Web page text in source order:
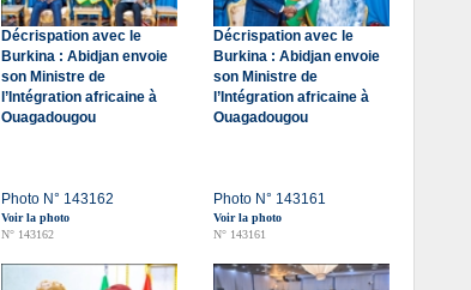
Décrispation avec le
Burkina : Abidjan envoie
son Ministre de
l’Intégration africaine à
Ouagadougou
Photo N° 143162
Voir la photo
N° 143162
Décrispation avec le
Burkina : Abidjan envoie
son Ministre de
l’Intégration africaine à
Ouagadougou
Photo N° 143161
Voir la photo
N° 143161